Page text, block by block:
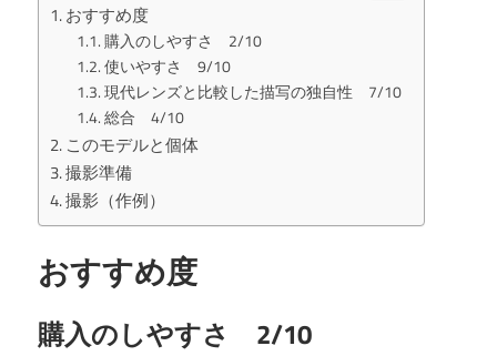
おすすめ度
購入のしやすさ 2/10
使いやすさ 9/10
現代レンズと比較した描写の独自性 7/10
総合 4/10
このモデルと個体
撮影準備
撮影（作例）
おすすめ度
購入のしやすさ 2/10